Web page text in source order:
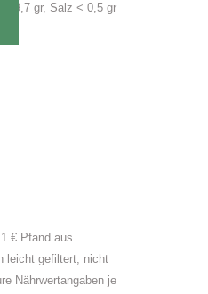
9,7 gr, Salz < 0,5 gr
€ Pfand aus
leicht gefiltert, nicht
Nährwertangaben je